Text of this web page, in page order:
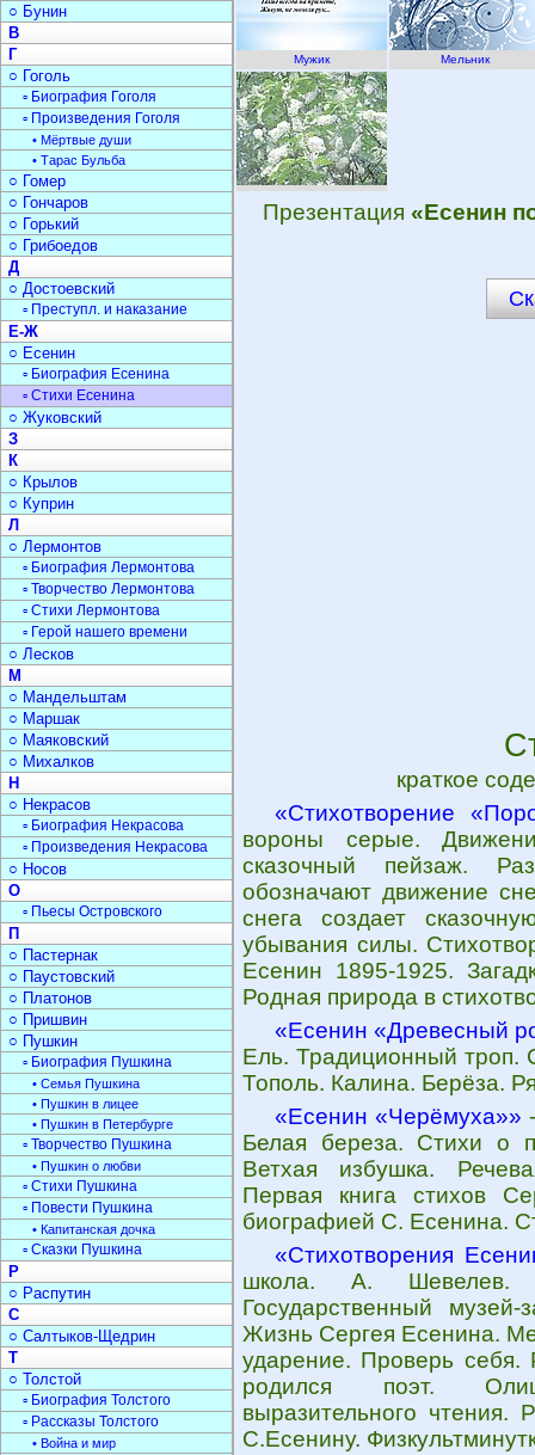
Мужик Мельник
Презентация «Есенин
краткое
«Стихотворение
вороны серые.
сказочный пейзаж.
обозначают движение
снега создает
убывания силы.
Есенин 1895-1925.
Родная природа в
«Есенин «Древесный
Ель. Традиционный троп.
Тополь. Калина. Берёза.
«Есенин «Черёмуха»»
Белая береза. Стихи о
Ветхая избушка.
Первая книга стихов
биографией С. Есенина.
«Стихотворения
школа. А. Шевелев.
Государственный
Жизнь Сергея Есенина.
ударение. Проверь себя.
родился поэт.
выразительного чтения.
С.Есенину.
○ Бунин
В
Г
○ Гоголь
▫ Биография Гоголя
▫ Произведения Гоголя
• Мёртвые души
• Тарас Бульба
○ Гомер
○ Гончаров
○ Горький
○ Грибоедов
Д
○ Достоевский
▫ Преступл. и наказание
Е-Ж
○ Есенин
▫ Биография Есенина
▫ Стихи Есенина
○ Жуковский
З
К
○ Крылов
○ Куприн
Л
○ Лермонтов
▫ Биография Лермонтова
▫ Творчество Лермонтова
▫ Стихи Лермонтова
▫ Герой нашего времени
○ Лесков
М
○ Мандельштам
○ Маршак
○ Маяковский
○ Михалков
Н
○ Некрасов
▫ Биография Некрасова
▫ Произведения Некрасова
○ Носов
О
▫ Пьесы Островского
П
○ Пастернак
○ Паустовский
○ Платонов
○ Пришвин
○ Пушкин
▫ Биография Пушкина
• Семья Пушкина
• Пушкин в лицее
• Пушкин в Петербурге
▫ Творчество Пушкина
• Пушкин о любви
▫ Стихи Пушкина
▫ Повести Пушкина
• Капитанская дочка
▫ Сказки Пушкина
Р
○ Распутин
С
○ Салтыков-Щедрин
Т
○ Толстой
▫ Биография Толстого
▫ Рассказы Толстого
• Война и мир